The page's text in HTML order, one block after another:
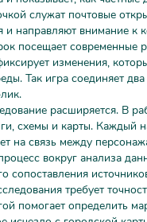
служат почтовые
и направляют внимание к
посещает современные
изменения,
Так игра соединяет
расширяется. В
схемы и карты. Каждый
на связь между
вокруг анализа
сопоставления
требует
помогает определить